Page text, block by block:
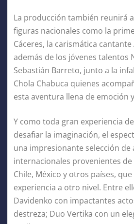
La producción también reunirá
figuras nacionales como la
Cáceres, la carismática
además de los jóvenes talentos
Sebastián Barreto, junto a la
Chola Chabuca quienes
esta aventura llena de emoción
Y como toda gran experiencia
desafiar la imaginación, el
una impresionante selección de
internacionales provenientes de
Chile, México y otros países,
experiencia a otro nivel. Entre
Davidenko con impactantes
destreza; Duo Vertika con un